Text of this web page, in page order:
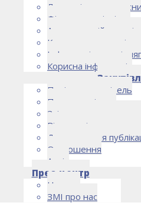
Лист очікувань
Фінансова звітність
Антикорупційна
Кодекс етики та
Інформація, що
Корисна інформація
Політика закупівель
План закупівель
Звіт про
Відомості про
Договори для
Оголошення
Архів
Прес-центр
Новини
ЗМІ про нас